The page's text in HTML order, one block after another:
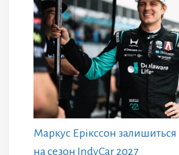
Маркус Ерікссон залишиться
на сезон IndyCar 2027